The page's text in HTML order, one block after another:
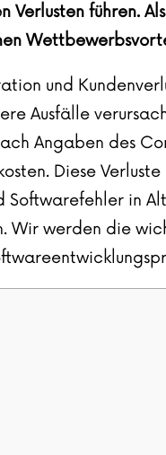
führen.
und
Ausfälle
Angaben des
Diese
in
Wir werden die